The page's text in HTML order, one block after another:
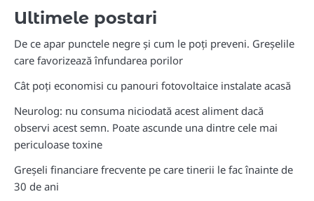
Ultimele postari
De ce apar punctele negre și cum le poți preveni. Greșelile
care favorizează înfundarea porilor
Cât poți economisi cu panouri fotovoltaice instalate acasă
Neurolog: nu consuma niciodată acest aliment dacă
observi acest semn. Poate ascunde una dintre cele mai
periculoase toxine
Greșeli financiare frecvente pe care tinerii le fac înainte de
30 de ani